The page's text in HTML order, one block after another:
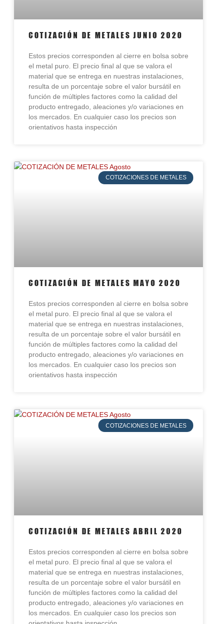
COTIZACIÓN DE METALES JUNIO 2020
Estos precios corresponden al cierre en bolsa sobre
el metal puro. El precio final al que se valora el
material que se entrega en nuestras instalaciones,
resulta de un porcentaje sobre el valor bursátil en
función de múltiples factores como la calidad del
producto entregado, aleaciones y/o variaciones en
los mercados. En cualquier caso los precios son
orientativos hasta inspección
COTIZACIONES DE METALES
COTIZACIÓN DE METALES MAYO 2020
Estos precios corresponden al cierre en bolsa sobre
el metal puro. El precio final al que se valora el
material que se entrega en nuestras instalaciones,
resulta de un porcentaje sobre el valor bursátil en
función de múltiples factores como la calidad del
producto entregado, aleaciones y/o variaciones en
los mercados. En cualquier caso los precios son
orientativos hasta inspección
COTIZACIONES DE METALES
COTIZACIÓN DE METALES ABRIL 2020
Estos precios corresponden al cierre en bolsa sobre
el metal puro. El precio final al que se valora el
material que se entrega en nuestras instalaciones,
resulta de un porcentaje sobre el valor bursátil en
función de múltiples factores como la calidad del
producto entregado, aleaciones y/o variaciones en
los mercados. En cualquier caso los precios son